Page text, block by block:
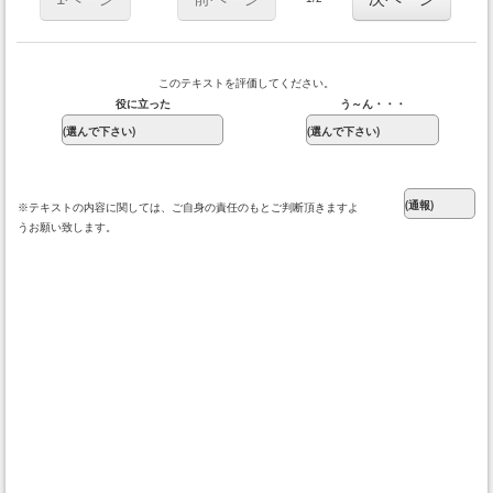
このテキストを評価してください。
役に立った
う～ん・・・
※テキストの内容に関しては、ご自身の責任のもとご判断頂きますよ
うお願い致します。